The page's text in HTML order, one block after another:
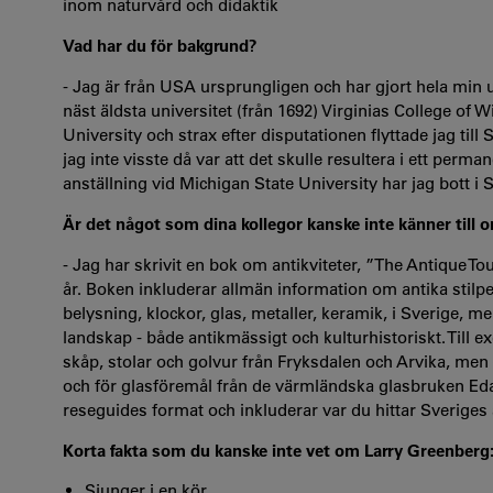
inom naturvård och didaktik
Vad har du för bakgrund?
- Jag är från USA ursprungligen och har gjort hela min
näst äldsta universitet (från 1692) Virginias College of
University och strax efter disputationen flyttade jag till
jag inte visste då var att det skulle resultera i ett
anställning vid Michigan State University har jag bott i
Är det något som dina kollegor kanske inte känner till
- Jag har skrivit en bok om antikviteter, ”The Antique
år. Boken inkluderar allmän information om antika
belysning, klockor, glas, metaller, keramik, i Sverige,
landskap - både antikmässigt och kulturhistoriskt. Till
skåp, stolar och golvur från Fryksdalen och Arvika,
och för glasföremål från de värmländska glasbruken
reseguides format och inkluderar var du hittar
Korta fakta som du kanske inte vet om Larry Greenberg: